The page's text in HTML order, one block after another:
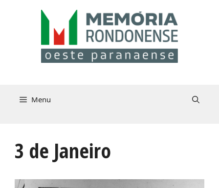
Menu
3 de Janeiro